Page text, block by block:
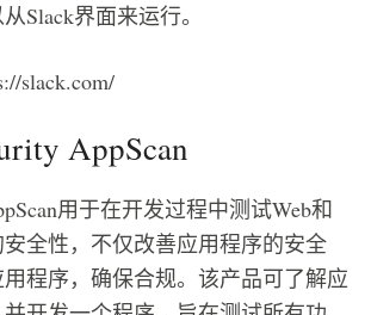
Slack界面来运行。
slack.com/
AppScan
用于在开发过程中测试Web和
全性，不仅改善应用程序的安全
程序，确保合规。该产品可了解应